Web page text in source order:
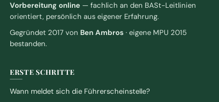
Vorbereitung online — fachlich an den BASt-Leitlinien
orientiert, persönlich aus eigener Erfahrung.
Gegründet 2017 von Ben Ambros · eigene MPU 2015
bestanden.
ERSTE SCHRITTE
Wann meldet sich die Führerscheinstelle?